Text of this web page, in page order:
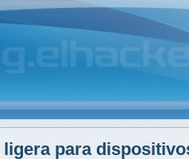
ligera para